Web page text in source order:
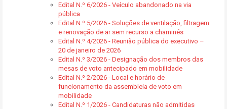
Edital N.º 6/2026 - Veículo abandonado na via
pública
Edital N.º 5/2026 - Soluções de ventilação, filtragem
e renovação de ar sem recurso a chaminés
Edital N.º 4/2026 - Reunião pública do executivo –
20 de janeiro de 2026
Edital N.º 3/2026 - Designação dos membros das
mesas de voto antecipado em mobilidade
Edital N.º 2/2026 - Local e horário de
funcionamento da assembleia de voto em
mobilidade
Edital N.º 1/2026 - Candidaturas não admitidas